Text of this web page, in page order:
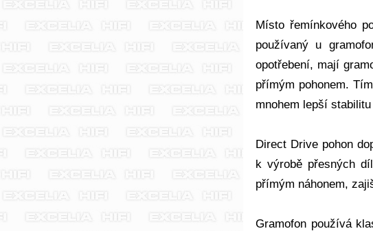
Místo řemínkového
používaný u
opotřebení, mají
přímým pohonem.
mnohem lepší
Direct Drive pohon
k výrobě přesných
přímým náhonem,
Gramofon používá